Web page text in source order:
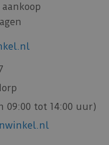
09:00 tot 14:00 uur)